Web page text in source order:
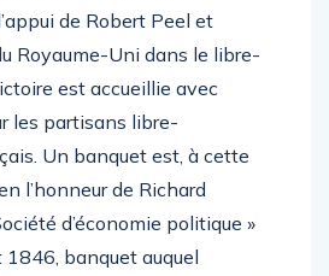
de Robert Peel et
Royaume-Uni dans le libre-
est accueillie avec
les partisans libre-
Un banquet est, à cette
l’honneur de Richard
d’économie politique »
1846, banquet auquel